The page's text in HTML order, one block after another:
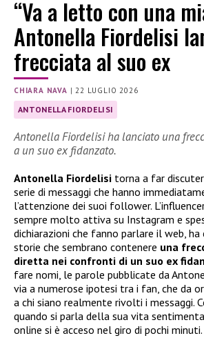
“Va a letto con una
Antonella Fiordelisi
frecciata al suo ex
CHIARA NAVA | 22 LUGLIO 2026
ANTONELLA FIORDELISI
Antonella Fiordelisi ha lanciato una
a un suo ex fidanzato.
Antonella Fiordelisi torna a far
serie di messaggi che hanno
l’attenzione dei suoi follower.
sempre molto attiva su Instagram e
dichiarazioni che fanno parlare il web, ha
storie che sembrano contenere una
diretta nei confronti di un suo ex
fare nomi, le parole pubblicate da
via a numerose ipotesi tra i fan, che da
a chi siano realmente rivolti i messaggi.
quando si parla della sua vita
online si è acceso nel giro di pochi minuti.